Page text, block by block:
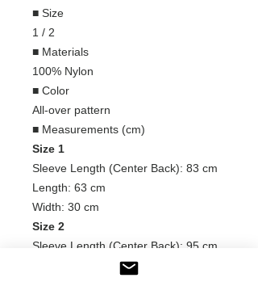
■ Size
1 / 2
■ Materials
100% Nylon
■ Color
All-over pattern
■ Measurements (cm)
Size 1
Sleeve Length (Center Back): 83 cm
Length: 63 cm
Width: 30 cm
Size 2
Sleeve Length (Center Back): 95 cm